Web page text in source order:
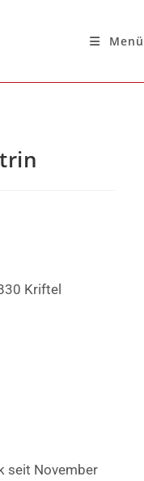
Menü
Kriftel
seit November